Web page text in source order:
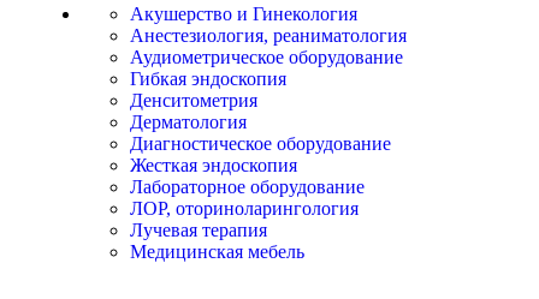
Акушерство и Гинекология
Анестезиология, реаниматология
Аудиометрическое оборудование
Гибкая эндоскопия
Денситометрия
Дерматология
Диагностическое оборудование
Жесткая эндоскопия
Лабораторное оборудование
ЛОР, оториноларингология
Лучевая терапия
Медицинская мебель